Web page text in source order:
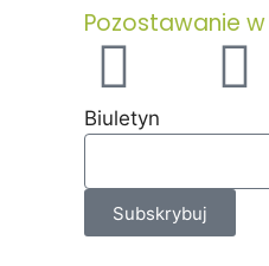
Pozostawanie
Biuletyn
Subskrybuj